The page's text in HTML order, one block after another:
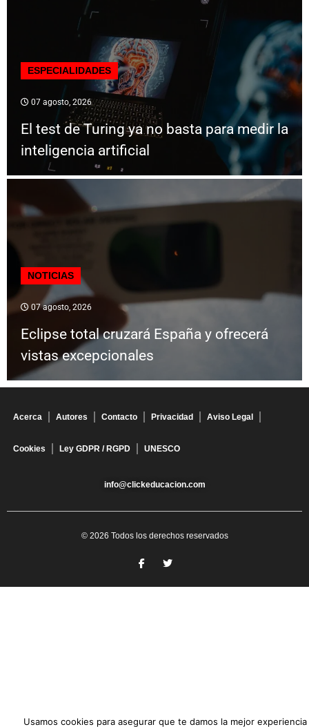
ESPECIALIDADES
07 agosto, 2026
El test de Turing ya no basta para medir la
inteligencia artificial
NOTICIAS
07 agosto, 2026
Eclipse total cruzará España y ofrecerá
vistas excepcionales
Acerca Autores Contacto Privacidad Aviso Legal
Cookies Ley GDPR / RGPD UNESCO
info@clickeducacion.com
© 2026 Todos los derechos reservados
Usamos cookies para asegurar que te damos la mejor experiencia